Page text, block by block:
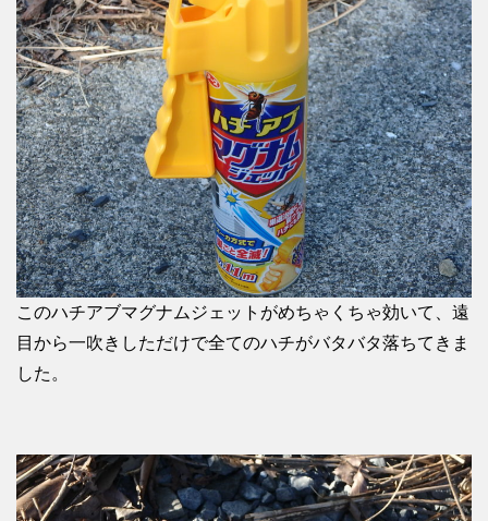
このハチアブマグナムジェットがめちゃくちゃ効いて、遠
目から一吹きしただけで全てのハチがバタバタ落ちてきま
した。